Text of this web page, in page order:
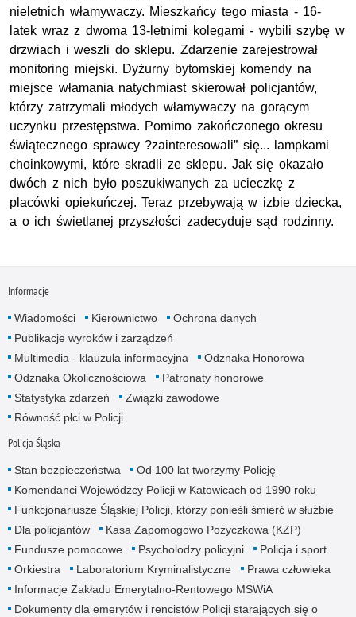
nieletnich włamywaczy. Mieszkańcy tego miasta - 16-
latek wraz z dwoma 13-letnimi kolegami - wybili szybę w
drzwiach i weszli do sklepu. Zdarzenie zarejestrował
monitoring miejski. Dyżurny bytomskiej komendy na
miejsce włamania natychmiast skierował policjantów,
którzy zatrzymali młodych włamywaczy na gorącym
uczynku przestępstwa. Pomimo zakończonego okresu
świątecznego sprawcy ?zainteresowali” się... lampkami
choinkowymi, które skradli ze sklepu. Jak się okazało
dwóch z nich było poszukiwanych za ucieczkę z
placówki opiekuńczej. Teraz przebywają w izbie dziecka,
a o ich świetlanej przyszłości zadecyduje sąd rodzinny.
Informacje
Wiadomości Kierownictwo
Ochrona danych
Publikacje wyroków i zarządzeń
Multimedia - klauzula informacyjna
Odznaka Honorowa
Odznaka Okolicznościowa
Patronaty honorowe
Statystyka zdarzeń
Związki zawodowe
Równość płci w Policji
Policja Śląska
Stan bezpieczeństwa
Od 100 lat tworzymy Policję
Komendanci Wojewódzcy Policji w Katowicach od 1990 roku
Funkcjonariusze Śląskiej Policji, którzy ponieśli śmierć w służbie
Dla policjantów
Kasa Zapomogowo Pożyczkowa (KZP)
Fundusze pomocowe
Psycholodzy policyjni
Policja i sport
Orkiestra
Laboratorium Kryminalistyczne
Prawa człowieka
Informacje Zakładu Emerytalno-Rentowego MSWiA
Dokumenty dla emerytów i rencistów Policji starających się o